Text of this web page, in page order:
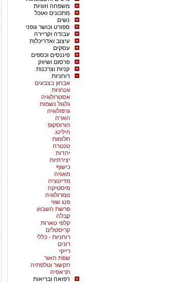
משפחה וזוגיות
מתכונים ואוכל
נשים
ספורט וכושר גופני
עבודה וקריירה
עיצוב ואדריכלות
עסקים
פיננסים וכספים
פרסום ושיווק
קניות וצרכנות
רוחניות
אבחון בצבעים
אנרגיות
אסטרולוגיה
גלגול נשמות
גרפולוגיה
הארה
הורוסקופ
הילינג
חלומות
טנטרה
יהדות
יצירתיות
כישוף
מאגיה
מדיטציה
מיסטיקה
נומרולוגיה
פנג שווי
פרשת השבוע
קבלה
קלפי טארות
קריסטלים
רוחניות - כללי
רונים
רייקי
שפת האור
תקשור וטלפתיה
תראפיה
רפואה ובריאות